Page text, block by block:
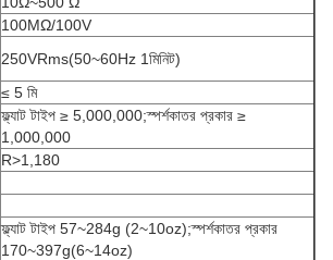
100MΩ/100V
250VRms(50~60Hz 1মিনিট)
≤ 5 মি
ফ্ল্যাট টাইপ ≥ 5,000,000;স্পর্শকাতর প্রকার ≥
1,000,000
R>1,180
ফ্ল্যাট টাইপ 57~284g (2~10oz);স্পর্শকাতর প্রকার
170~397g(6~14oz)